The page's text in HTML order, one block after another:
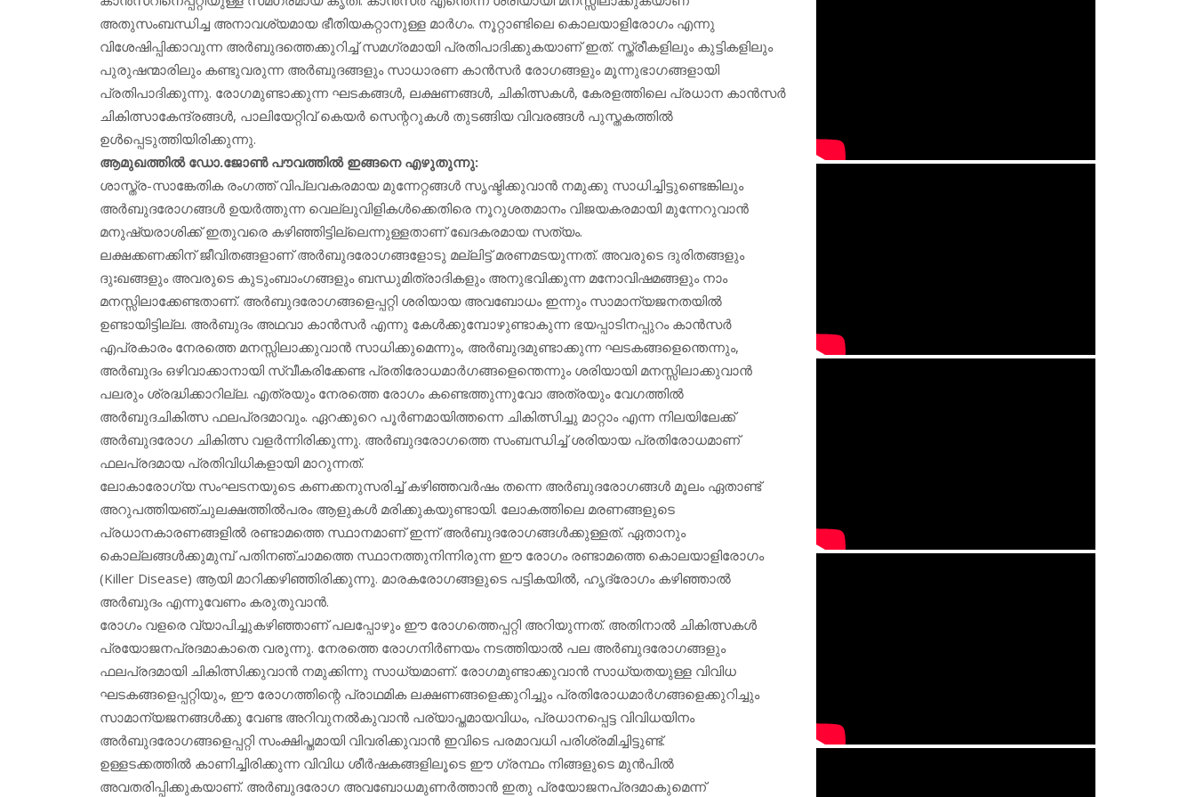
അതുസംബന്ധിച്ച അനാവശ്യമായ ഭീതിയകറ്റാനുള്ള മാര്‍ഗം. നൂറ്റാണ്ടിലെ കൊലയാളിരോഗം എന്നു
വിശേഷിപ്പിക്കാവുന്ന അര്‍ബുദത്തെക്കുറിച്ച് സമഗ്രമായി പ്രതിപാദിക്കുകയാണ് ഇത്. സ്ത്രീകളിലും കുട്ടികളിലും
പുരുഷന്മാരിലും കണ്ടുവരുന്ന അര്‍ബുദങ്ങളും സാധാരണ കാന്‍സര്‍ രോഗങ്ങളും മൂന്നുഭാഗങ്ങളായി
പ്രതിപാദിക്കുന്നു. രോഗമുണ്ടാക്കുന്ന ഘടകങ്ങള്‍, ലക്ഷണങ്ങള്‍, ചികിത്സകള്‍, കേരളത്തിലെ പ്രധാന കാന്‍സര്‍
ചികിത്സാകേന്ദ്രങ്ങള്‍, പാലിയേറ്റിവ് കെയര്‍ സെന്ററുകള്‍ തുടങ്ങിയ വിവരങ്ങള്‍ പുസ്തകത്തില്‍
ഉള്‍പ്പെടുത്തിയിരിക്കുന്നു.
ആമുഖത്തില്‍ ഡോ.ജോണ്‍ പൗവത്തില്‍ ഇങ്ങനെ എഴുതുന്നു:
ശാസ്ത്ര-സാങ്കേതിക രംഗത്ത് വിപ്ലവകരമായ മുന്നേറ്റങ്ങള്‍ സൃഷ്ടിക്കുവാന്‍ നമുക്കു സാധിച്ചിട്ടുണ്ടെങ്കിലും
അര്‍ബുദരോഗങ്ങള്‍ ഉയര്‍ത്തുന്ന വെല്ലുവിളികള്‍ക്കെതിരെ നൂറുശതമാനം വിജയകരമായി മുന്നേറുവാന്‍
മനുഷ്യരാശിക്ക് ഇതുവരെ കഴിഞ്ഞിട്ടില്ലെന്നുള്ളതാണ് ഖേദകരമായ സത്യം.
ലക്ഷക്കണക്കിന് ജീവിതങ്ങളാണ് അര്‍ബുദരോഗങ്ങളോടു മല്ലിട്ട് മരണമടയുന്നത്. അവരുടെ ദുരിതങ്ങളും
ദുഃഖങ്ങളും അവരുടെ കുടുംബാംഗങ്ങളും ബന്ധുമിത്രാദികളും അനുഭവിക്കുന്ന മനോവിഷമങ്ങളും നാം
മനസ്സിലാക്കേണ്ടതാണ്. അര്‍ബുദരോഗങ്ങളെപ്പറ്റി ശരിയായ അവബോധം ഇന്നും സാമാന്യജനതയില്‍
ഉണ്ടായിട്ടില്ല. അര്‍ബുദം അഥവാ കാന്‍സര്‍ എന്നു കേള്‍ക്കുമ്പോഴുണ്ടാകുന്ന ഭയപ്പാടിനപ്പുറം കാന്‍സര്‍
എപ്രകാരം നേരത്തെ മനസ്സിലാക്കുവാന്‍ സാധിക്കുമെന്നും, അര്‍ബുദമുണ്ടാക്കുന്ന ഘടകങ്ങളെന്തെന്നും,
അര്‍ബുദം ഒഴിവാക്കാനായി സ്വീകരിക്കേണ്ട പ്രതിരോധമാര്‍ഗങ്ങളെന്തെന്നും ശരിയായി മനസ്സിലാക്കുവാന്‍
പലരും ശ്രദ്ധിക്കാറില്ല. എത്രയും നേരത്തെ രോഗം കണ്ടെത്തുന്നുവോ അത്രയും വേഗത്തില്‍
അര്‍ബുദചികിത്സ ഫലപ്രദമാവും. ഏറക്കുറെ പൂര്‍ണമായിത്തന്നെ ചികിത്സിച്ചു മാറ്റാം എന്ന നിലയിലേക്ക്
അര്‍ബുദരോഗ ചികിത്സ വളര്‍ന്നിരിക്കുന്നു. അര്‍ബുദരോഗത്തെ സംബന്ധിച്ച് ശരിയായ പ്രതിരോധമാണ്
ഫലപ്രദമായ പ്രതിവിധികളായി മാറുന്നത്.
ലോകാരോഗ്യ സംഘടനയുടെ കണക്കനുസരിച്ച് കഴിഞ്ഞവര്‍ഷം തന്നെ അര്‍ബുദരോഗങ്ങള്‍ മൂലം ഏതാണ്ട്
അറുപത്തിയഞ്ചുലക്ഷത്തില്‍പരം ആളുകള്‍ മരിക്കുകയുണ്ടായി. ലോകത്തിലെ മരണങ്ങളുടെ
പ്രധാനകാരണങ്ങളില്‍ രണ്ടാമത്തെ സ്ഥാനമാണ് ഇന്ന് അര്‍ബുദരോഗങ്ങള്‍ക്കുള്ളത്. ഏതാനും
കൊല്ലങ്ങള്‍ക്കുമുമ്പ് പതിനഞ്ചാമത്തെ സ്ഥാനത്തുനിന്നിരുന്ന ഈ രോഗം രണ്ടാമത്തെ കൊലയാളിരോഗം
(Killer Disease) ആയി മാറിക്കഴിഞ്ഞിരിക്കുന്നു. മാരകരോഗങ്ങളുടെ പട്ടികയില്‍, ഹൃദ്രോഗം കഴിഞ്ഞാല്‍
അര്‍ബുദം എന്നുവേണം കരുതുവാന്‍.
രോഗം വളരെ വ്യാപിച്ചുകഴിഞ്ഞാണ് പലപ്പോഴും ഈ രോഗത്തെപ്പറ്റി അറിയുന്നത്. അതിനാല്‍ ചികിത്സകള്‍
പ്രയോജനപ്രദമാകാതെ വരുന്നു. നേരത്തെ രോഗനിര്‍ണയം നടത്തിയാല്‍ പല അര്‍ബുദരോഗങ്ങളും
ഫലപ്രദമായി ചികിത്സിക്കുവാന്‍ നമുക്കിന്നു സാധ്യമാണ്. രോഗമുണ്ടാക്കുവാന്‍ സാധ്യതയുള്ള വിവിധ
ഘടകങ്ങളെപ്പറ്റിയും, ഈ രോഗത്തിന്റെ പ്രാഥമിക ലക്ഷണങ്ങളെക്കുറിച്ചും പ്രതിരോധമാര്‍ഗങ്ങളെക്കുറിച്ചും
സാമാന്യജനങ്ങള്‍ക്കു വേണ്ട അറിവുനല്‍കുവാന്‍ പര്യാപ്തമായവിധം, പ്രധാനപ്പെട്ട വിവിധയിനം
അര്‍ബുദരോഗങ്ങളെപ്പറ്റി സംക്ഷിപ്തമായി വിവരിക്കുവാന്‍ ഇവിടെ പരമാവധി പരിശ്രമിച്ചിട്ടുണ്ട്.
ഉള്ളടക്കത്തില്‍ കാണിച്ചിരിക്കുന്ന വിവിധ ശീര്‍ഷകങ്ങളിലൂടെ ഈ ഗ്രന്ഥം നിങ്ങളുടെ മുന്‍പില്‍
അവതരിപ്പിക്കുകയാണ്. അര്‍ബുദരോഗ അവബോധമുണര്‍ത്താന്‍ ഇതു പ്രയോജനപ്രദമാകുമെന്ന്